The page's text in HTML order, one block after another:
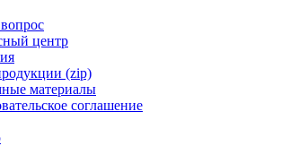
центр
(zip)
материалы
соглашение